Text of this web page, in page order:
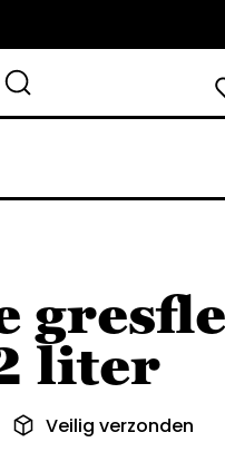
liter
Veilig verzonden